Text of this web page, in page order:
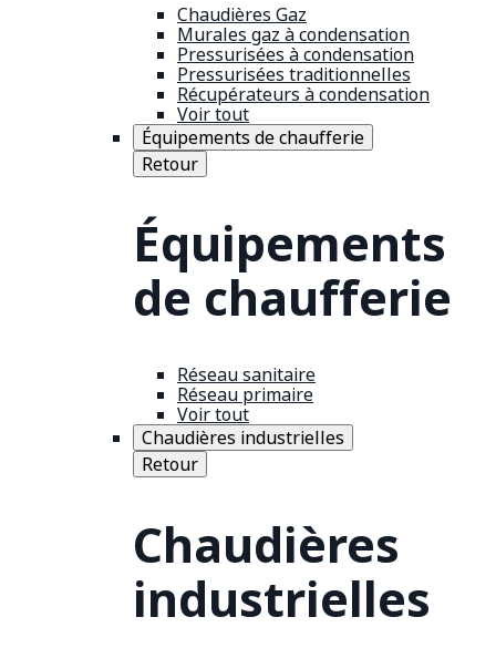
Chaudières Gaz
Murales gaz à condensation
Pressurisées à condensation
Pressurisées traditionnelles
Récupérateurs à condensation
Voir tout
Équipements de chaufferie
Retour
Équipements
de chaufferie
Réseau sanitaire
Réseau primaire
Voir tout
Chaudières industrielles
Retour
Chaudières
industrielles